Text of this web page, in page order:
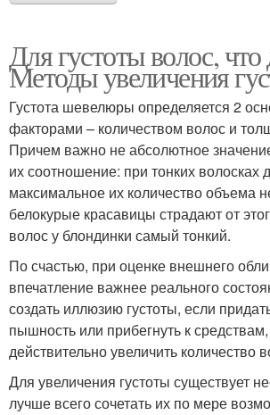
Для густоты волос, что
Методы увеличения
Густота шевелюры определяется 2
факторами – количеством волос и
Причем важно не абсолютное
их соотношение: при тонких волосках
максимальное их количество объема
белокурые красавицы страдают от
волос у блондинки самый тонкий.
По счастью, при оценке внешнего
впечатление важнее реального
создать иллюзию густоты, если
пышность или прибегнуть к
действительно увеличить количество
Для увеличения густоты существует
лучше всего сочетать их по мере